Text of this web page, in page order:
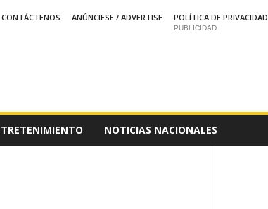
CONTÁCTENOS ANÚNCIESE / ADVERTISE
POLÍTICA DE PRIVACIDAD
PUBLICIDAD
NOTICIAS NACIONALES